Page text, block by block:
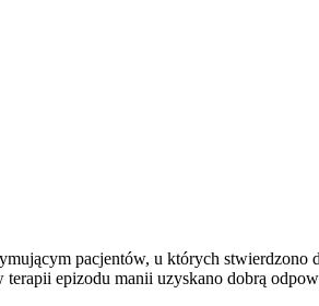
pacjentów, u których stwierdzono
epizodu manii uzyskano dobrą